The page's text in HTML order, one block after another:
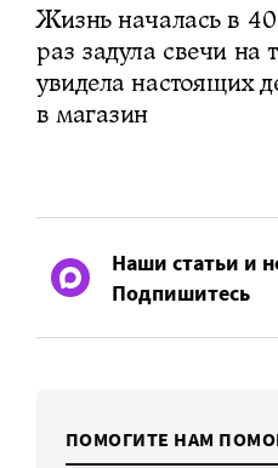
Жизнь началась в
раз задула свечи на
увидела настоящих
в магазин
Наши статьи и
Подпишитесь
ПОМОГИТЕ НАМ